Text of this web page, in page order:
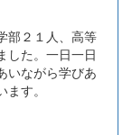
部２１人、高等
した。一日一日
いながら学びあ
す。